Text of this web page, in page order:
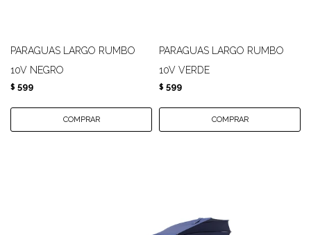
PARAGUAS LARGO RUMBO
10V NEGRO
$ 599
PARAGUAS LARGO RUMBO
10V VERDE
$ 599